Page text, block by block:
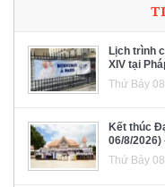
Lịch trình
XIV tại
Thứ Bảy
Kết thúc
06/8/
Thứ Bảy